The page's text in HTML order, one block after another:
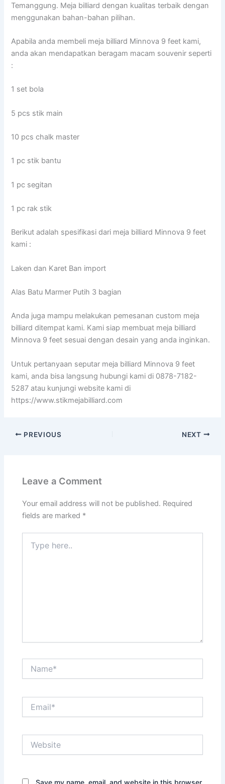
Temanggung. Meja billiard dengan kualitas terbaik dengan
menggunakan bahan-bahan pilihan.
Apabila anda membeli meja billiard Minnova 9 feet kami,
anda akan mendapatkan beragam macam souvenir seperti
:
1 set bola
5 pcs stik main
10 pcs chalk master
1 pc stik bantu
1 pc segitan
1 pc rak stik
Berikut adalah spesifikasi dari meja billiard Minnova 9 feet
kami :
Laken dan Karet Ban import
Alas Batu Marmer Putih 3 bagian
Anda juga mampu melakukan pemesanan custom meja
billiard ditempat kami. Kami siap membuat meja billiard
Minnova 9 feet sesuai dengan desain yang anda inginkan.
Untuk pertanyaan seputar meja billiard Minnova 9 feet
kami, anda bisa langsung hubungi kami di 0878-7182-
5287 atau kunjungi website kami di
https://www.stikmejabilliard.com
PREVIOUS NEXT
Leave a Comment
Your email address will not be published. Required
fields are marked *
here..
Save my name, email, and website in this browser